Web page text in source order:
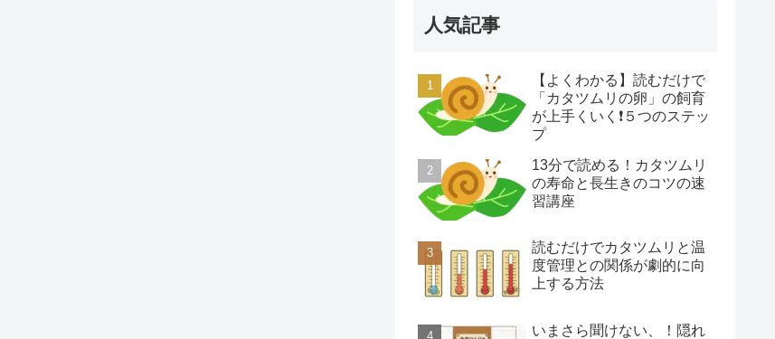
人気記事
【よくわかる】読むだけで
「カタツムリの卵」の飼育
が上手くいく❗️５つのステッ
プ
13分で読める！カタツムリ
の寿命と長生きのコツの速
習講座
読むだけでカタツムリと温
度管理との関係が劇的に向
上する方法
いまさら聞けない、！隠れ